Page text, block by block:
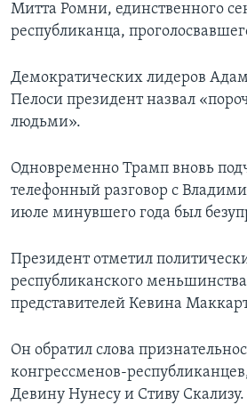
Митта Ромни, единственного
республиканца,
Демократических лидеров
Пелоси президент назвал
людьми».
Одновременно Трамп вновь
телефонный разговор с
июле минувшего года был
Президент отметил
республиканского
представителей Кевина
Он обратил слова
конгрессменов-
Девину Нунесу и Стиву Скализу.